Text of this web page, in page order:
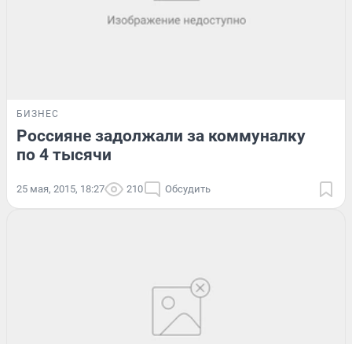
БИЗНЕС
Россияне задолжали за коммуналку
по 4 тысячи
25 мая, 2015, 18:27 210 Обсудить